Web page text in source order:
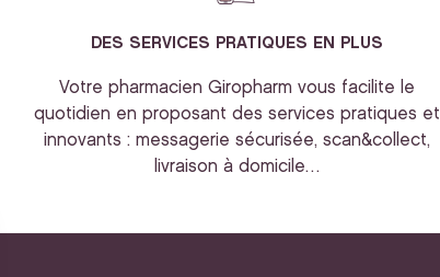
DES SERVICES PRATIQUES EN PLUS
Votre pharmacien Giropharm vous facilite le
quotidien en proposant des services pratiques et
innovants : messagerie sécurisée, scan&collect,
livraison à domicile…